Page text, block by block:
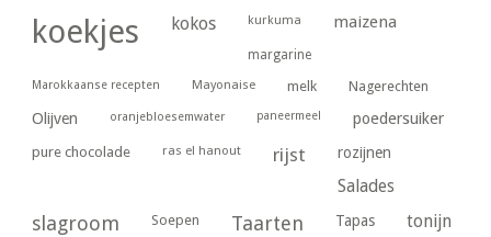
koekjes kokos kurkuma maizena
margarine
Marokkaanse recepten Mayonaise melk Nagerechten
Olijven oranjebloesemwater paneermeel poedersuiker
pure chocolade ras el hanout rijst rozijnen
Salades
slagroom Soepen Taarten Tapas tonijn